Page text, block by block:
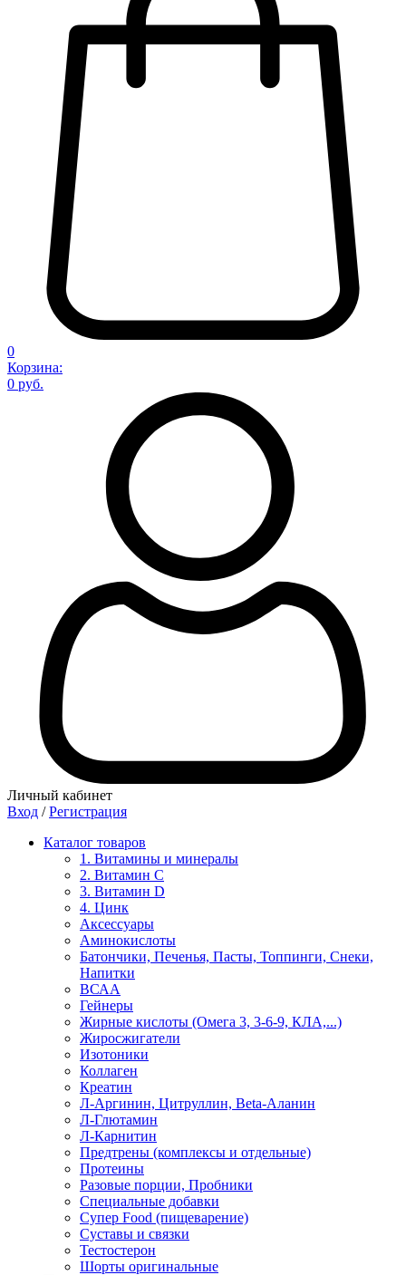
0
Корзина:
0 руб.
Личный кабинет
Вход / Регистрация
Каталог товаров
1. Витамины и минералы
2. Витамин С
3. Витамин D
4. Цинк
Аксессуары
Аминокислоты
Батончики, Печенья, Пасты, Топпинги, Снеки,
Напитки
ВСАА
Гейнеры
Жирные кислоты (Омега 3, 3-6-9, КЛА,...)
Жиросжигатели
Изотоники
Коллаген
Креатин
Л-Аргинин, Цитруллин, Beta-Аланин
Л-Глютамин
Л-Карнитин
Предтрены (комплексы и отдельные)
Протеины
Разовые порции, Пробники
Специальные добавки
Супер Food (пищеварение)
Суставы и связки
Тестостерон
Шорты оригинальные